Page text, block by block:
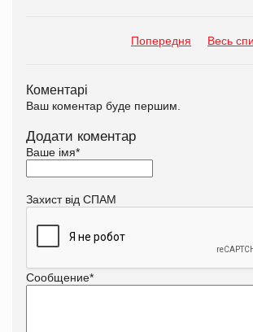
Попередня Весь
Коментарі
Ваш коментар буде першим.
Додати коментар
Ваше імя*
Захист від СПАМ
Сообщение*